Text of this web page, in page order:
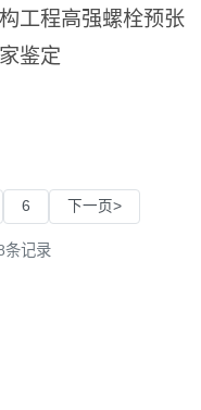
工程高强螺栓预张
鉴定
6 下一页>
条记录